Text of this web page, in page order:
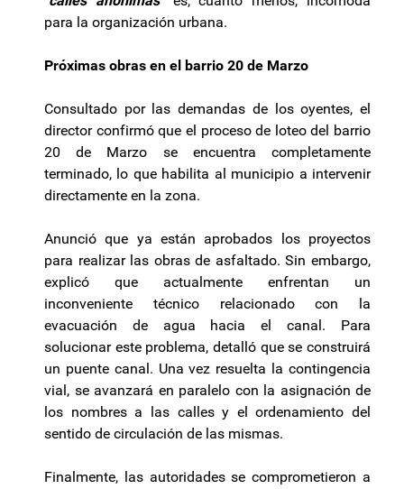
para la organización urbana.
Próximas obras en el barrio 20 de Marzo
Consultado por las demandas de los oyentes, el
director confirmó que el proceso de loteo del barrio
20 de Marzo se encuentra completamente
terminado, lo que habilita al municipio a intervenir
directamente en la zona.
Anunció que ya están aprobados los proyectos
para realizar las obras de asfaltado. Sin embargo,
explicó que actualmente enfrentan un
inconveniente técnico relacionado con la
evacuación de agua hacia el canal. Para
solucionar este problema, detalló que se construirá
un puente canal. Una vez resuelta la contingencia
vial, se avanzará en paralelo con la asignación de
los nombres a las calles y el ordenamiento del
sentido de circulación de las mismas.
Finalmente, las autoridades se comprometieron a